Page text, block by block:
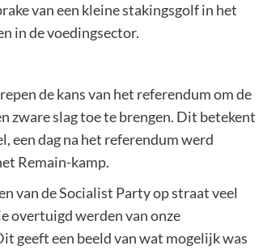
van een kleine stakingsgolf in het
in de voedingsector.
de kans van het referendum om de
zware slag toe te brengen. Dit betekent
een dag na het referendum werd
Remain-kamp.
van de Socialist Party op straat veel
overtuigd werden van onze
geeft een beeld van wat mogelijk was